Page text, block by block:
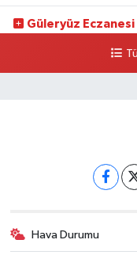
Güleryüz Eczanesi
kalaycıbahçe Meydana
Hava Durumu